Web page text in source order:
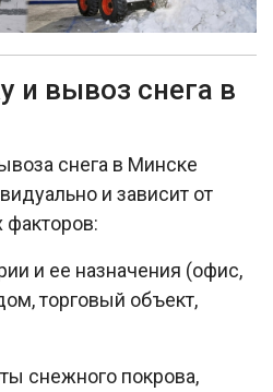
и вывоз снега в
снега в Минске
и зависит от
и ее назначения (офис,
торговый объект,
снежного покрова,